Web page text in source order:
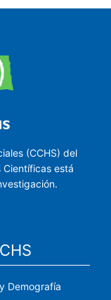
(CCHS) del
Científicas está
Demografía